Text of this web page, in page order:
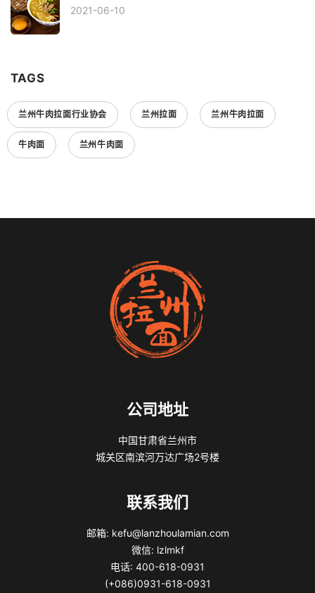
2021-06-10
TAGS
兰州牛肉拉面行业协会 兰州拉面 兰州牛肉拉面
牛肉面 兰州牛肉面
公司地址
中国甘肃省兰州市
城关区南滨河万达广场2号楼
联系我们
邮箱: kefu@lanzhoulamian.com
微信: lzlmkf
电话: 400-618-0931
(+086)0931-618-0931